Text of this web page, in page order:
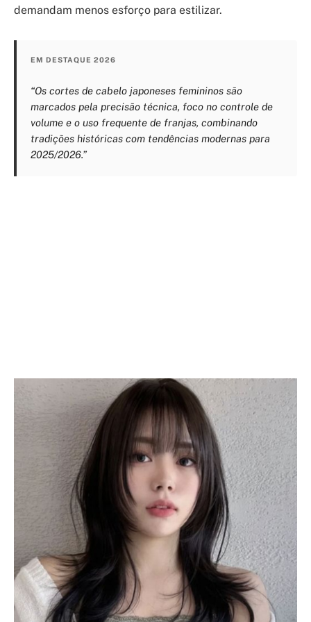
demandam menos esforço para estilizar.
EM DESTAQUE 2026
“Os cortes de cabelo japoneses femininos são
marcados pela precisão técnica, foco no controle de
volume e o uso frequente de franjas, combinando
tradições históricas com tendências modernas para
2025/2026.”